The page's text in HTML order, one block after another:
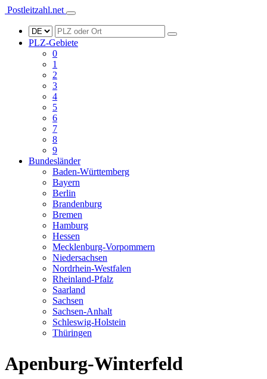
Postleitzahl.net
PLZ-Gebiete
0
1
2
3
4
5
6
7
8
9
Bundesländer
Baden-Württemberg
Bayern
Berlin
Brandenburg
Bremen
Hamburg
Hessen
Mecklenburg-Vorpommern
Niedersachsen
Nordrhein-Westfalen
Rheinland-Pfalz
Saarland
Sachsen
Sachsen-Anhalt
Schleswig-Holstein
Thüringen
Apenburg-Winterfeld